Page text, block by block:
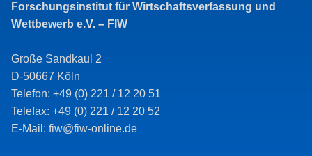
Forschungsinstitut für Wirtschaftsverfassung und
Wettbewerb e.V. – FIW
Große Sandkaul 2
D-50667 Köln
Telefon: +49 (0) 221 / 12 20 51
Telefax: +49 (0) 221 / 12 20 52
E-Mail: fiw@fiw-online.de